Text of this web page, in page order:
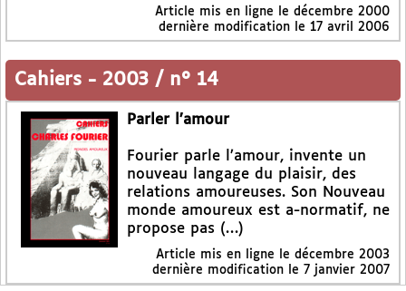
Article mis en ligne le décembre 2000
dernière modification le 17 avril 2006
Cahiers - 2003 / n° 14
Parler l’amour
Fourier parle l’amour, invente un
nouveau langage du plaisir, des
relations amoureuses. Son Nouveau
monde amoureux est a-normatif, ne
propose pas (…)
Article mis en ligne le décembre 2003
dernière modification le 7 janvier 2007